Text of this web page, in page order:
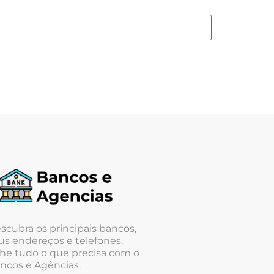
os principais bancos,
endereços e telefones.
tudo o que precisa com o
e Agências.